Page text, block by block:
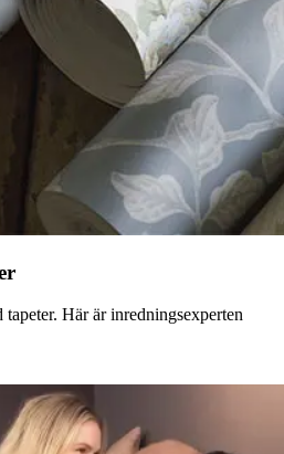
Här är inredningsexperten